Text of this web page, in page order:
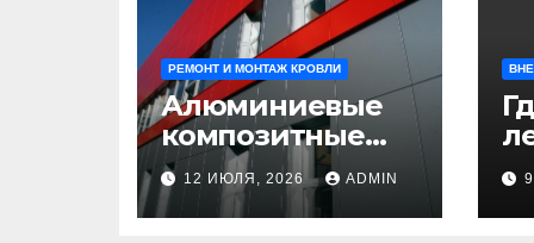
РЕМОНТ И МОНТАЖ КРОВЛИ
Алюминиевые
композитные
панели:
универсальное
решение для
12 ИЮЛЯ, 2026 ADMIN